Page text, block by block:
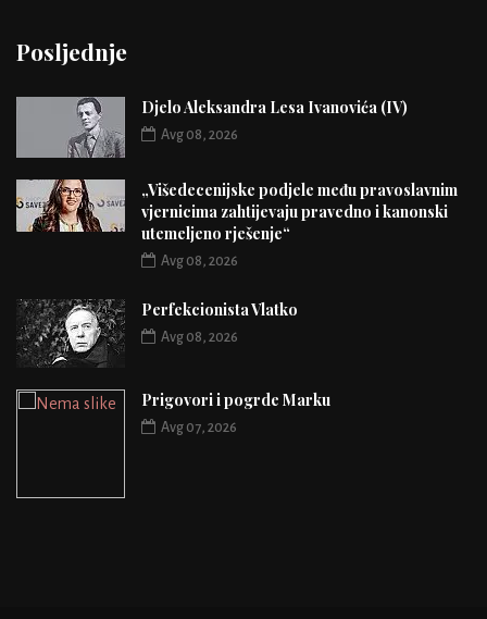
Posljednje
Djelo Aleksandra Lesa Ivanovića (IV)
Avg 08, 2026
„Višedecenijske podjele među pravoslavnim
vjernicima zahtijevaju pravedno i kanonski
utemeljeno rješenje“
Avg 08, 2026
Perfekcionista Vlatko
Avg 08, 2026
Prigovori i pogrde Marku
Avg 07, 2026